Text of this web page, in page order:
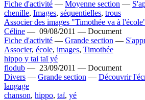
Fiche d'activité — Moyenne section —
chenille, Images, séquentielles, trous
Associer des images "Timothée va à
Céline — 09/08/2011 — Document
Fiche d'activité — Grande section —
Associer, école, images, Timothée
hippo y tai taï yé
flodub — 23/09/2011 — Document
Divers — Grande section — Découvrir
langage
chanson, hippo, taï, yé